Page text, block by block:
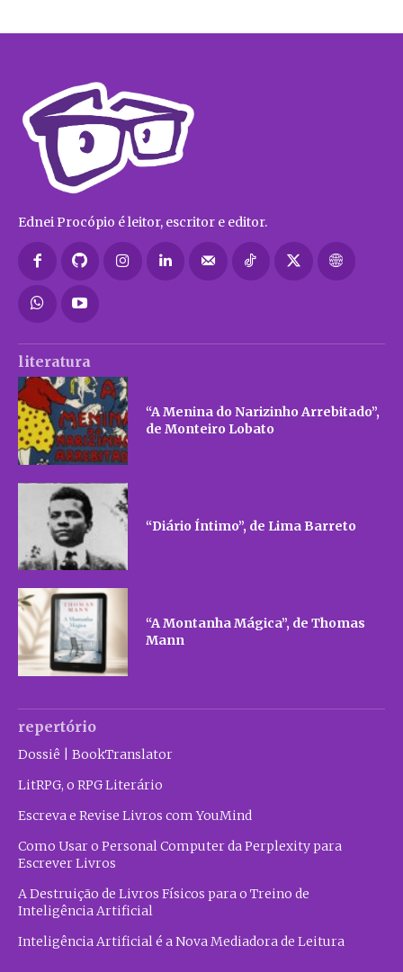
Ednei Procópio é leitor, escritor e editor.
literatura
“A Menina do Narizinho Arrebitado”,
de Monteiro Lobato
“Diário Íntimo”, de Lima Barreto
“A Montanha Mágica”, de Thomas
Mann
repertório
Dossiê | BookTranslator
LitRPG, o RPG Literário
Escreva e Revise Livros com YouMind
Como Usar o Personal Computer da Perplexity para
Escrever Livros
A Destruição de Livros Físicos para o Treino de
Inteligência Artificial
Inteligência Artificial é a Nova Mediadora de Leitura